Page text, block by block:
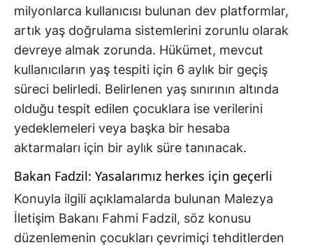
milyonlarca kullanıcısı bulunan dev platformlar,
artık yaş doğrulama sistemlerini zorunlu olarak
devreye almak zorunda. Hükümet, mevcut
kullanıcıların yaş tespiti için 6 aylık bir geçiş
süreci belirledi. Belirlenen yaş sınırının altında
olduğu tespit edilen çocuklara ise verilerini
yedeklemeleri veya başka bir hesaba
aktarmaları için bir aylık süre tanınacak.
Bakan Fadzil: Yasalarımız herkes için geçerli
Konuyla ilgili açıklamalarda bulunan Malezya
İletişim Bakanı Fahmi Fadzil, söz konusu
düzenlemenin çocukları çevrimiçi tehditlerden